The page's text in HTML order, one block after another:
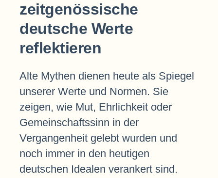
zeitgenössische
deutsche Werte
reflektieren
Alte Mythen dienen heute als Spiegel
unserer Werte und Normen. Sie
zeigen, wie Mut, Ehrlichkeit oder
Gemeinschaftssinn in der
Vergangenheit gelebt wurden und
noch immer in den heutigen
deutschen Idealen verankert sind.